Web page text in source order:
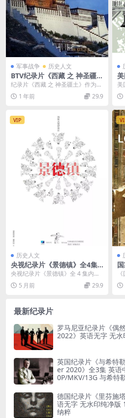
军事战争 历史人文
BTV纪录片《西藏 之 神圣疆土
2015》全2集 国语中字 高清/
纪录片《西藏 之 神圣疆土》作为B
TV《档案》栏目为庆祝西藏自治区
成立50周年而...
1 年前 29.9
涂
美
文
VIP
历史人文
央视纪录片《景德镇》全4集
国语中字 1080P/MP4/5.74G
景德镇纪录片下载
央视纪录片《景德镇》全 4 集内容
概述 由中央电视台纪录频道与江西
广播电视台联合...
5 月前 29.9
理
最新纪录片
罗马尼亚纪录片《偶
2022》英语无字 无
英国纪录片《与希特
er 2020》全3集 英语
0P/MKV/13G 与希特
德国纪录片《里芬施
语无字 无水印纯净版
纳粹